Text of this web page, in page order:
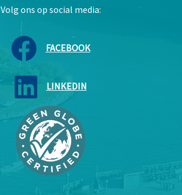
Volg ons op social media:
FACEBOOK
LINKEDIN